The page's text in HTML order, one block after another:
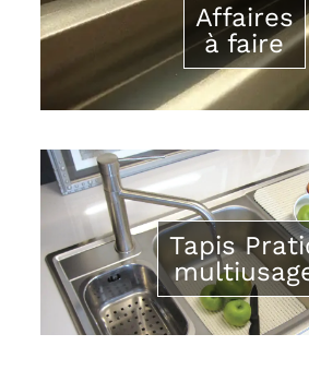
Affaires
à faire
Tapis